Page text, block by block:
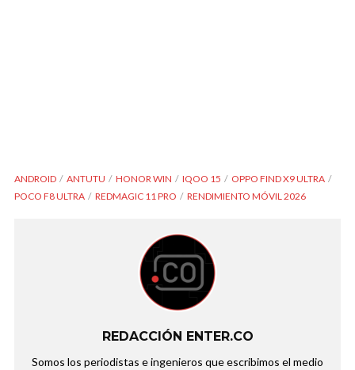
ANDROID ANTUTU HONOR WIN IQOO 15
OPPO FIND X9 ULTRA
POCO F8 ULTRA
REDMAGIC 11 PRO RENDIMIENTO MÓVIL 2026
REDACCIÓN ENTER.CO
Somos los periodistas e ingenieros que escribimos el medio